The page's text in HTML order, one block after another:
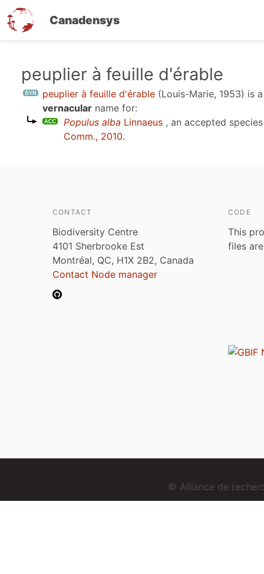
Canadensys
peuplier à feuille d'érable
peuplier à feuille d'érable (Louis-Marie, 1953) is
vernacular name for:
Populus alba Linnaeus , an accepted
Comm., 2010.
CONTACT
Biodiversity Centre
4101 Sherbrooke Est
Montréal, QC, H1X 2B2, Canada
Contact Node manager
CODE
This
files
© Alliance de